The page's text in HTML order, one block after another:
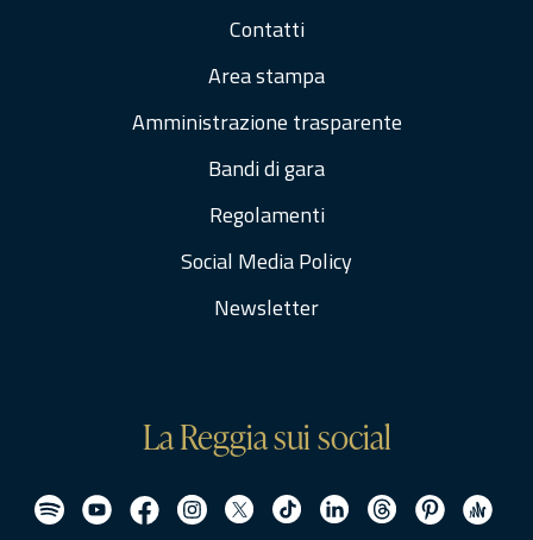
Contatti
Area stampa
Amministrazione trasparente
Bandi di gara
Regolamenti
Social Media Policy
Newsletter
La Reggia sui social